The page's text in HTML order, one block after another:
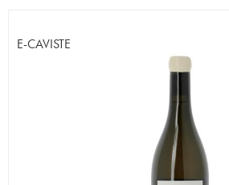
E-CAVISTE